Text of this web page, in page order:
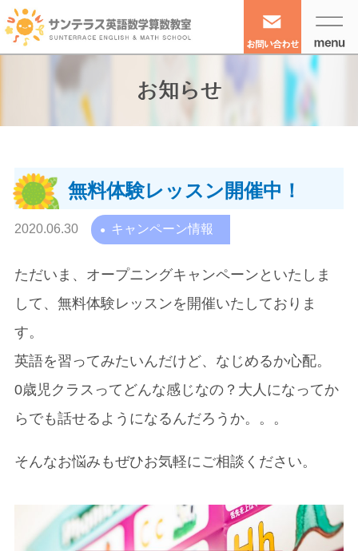
お知らせ
無料体験レッスン開催中！
2020.06.30 キャンペーン情報
ただいま、オープニングキャンペーンといたしま
して、無料体験レッスンを開催いたしておりま
す。
英語を習ってみたいんだけど、なじめるか心配。
0歳児クラスってどんな感じなの？大人になってか
らでも話せるようになるんだろうか。。。
そんなお悩みもぜひお気軽にご相談ください。